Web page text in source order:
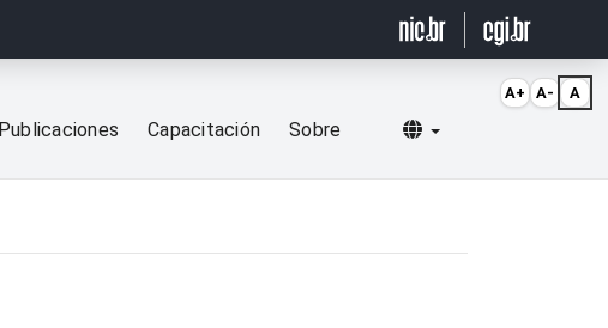
Publicaciones Capacitación Sobre Selecionar idioma
A+ A- A